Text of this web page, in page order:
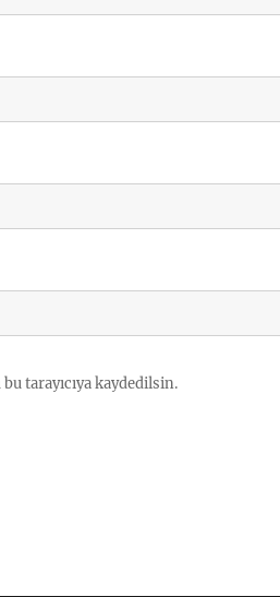
tarayıcıya kaydedilsin.